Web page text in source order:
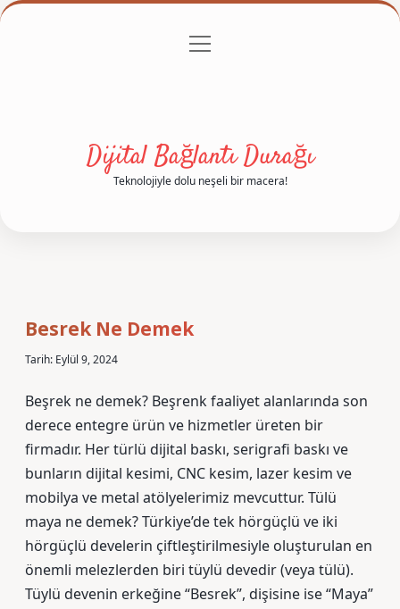
Gizlilik Politikası
menüyü
Dijital Bağlantı Durağı
Teknolojiyle dolu neşeli bir macera!
Bağlantı
Durağı
Yazılar
Besrek Ne Demek
Tarih: Eylül 9, 2024
Beşrek ne demek? Beşrenk faaliyet alanlarında son
derece entegre ürün ve hizmetler üreten bir
firmadır. Her türlü dijital baskı, serigrafi baskı ve
bunların dijital kesimi, CNC kesim, lazer kesim ve
mobilya ve metal atölyelerimiz mevcuttur. Tülü
maya ne demek? Türkiye’de tek hörgüçlü ve iki
hörgüçlü develerin çiftleştirilmesiyle oluşturulan en
önemli melezlerden biri tüylü devedir (veya tülü).
Tüylü devenin erkeğine “Besrek”, dişisine ise “Maya”